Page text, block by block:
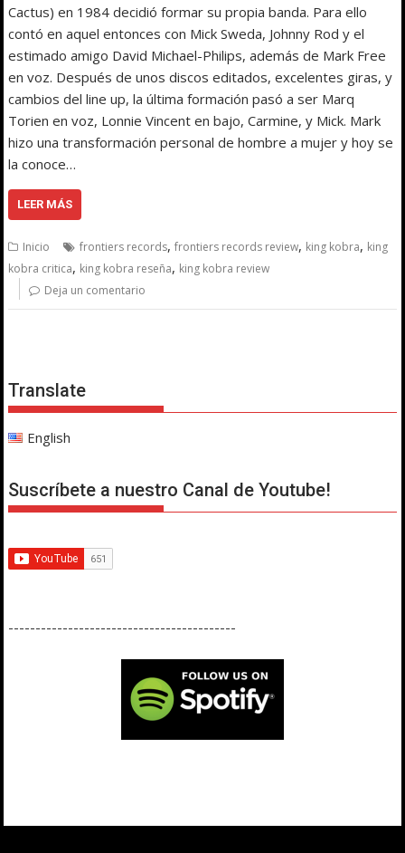
Cactus) en 1984 decidió formar su propia banda. Para ello
contó en aquel entonces con Mick Sweda, Johnny Rod y el
estimado amigo David Michael-Philips, además de Mark Free
en voz. Después de unos discos editados, excelentes giras, y
cambios del line up, la última formación pasó a ser Marq
Torien en voz, Lonnie Vincent en bajo, Carmine, y Mick. Mark
hizo una transformación personal de hombre a mujer y hoy se
la conoce…
LEER MÁS
Inicio frontiers records,frontiers records review, king kobra, king
kobra critica, king kobra reseña, king kobra review
Deja un comentario
Translate
English
Suscríbete a nuestro Canal de Youtube!
------------------------------------------